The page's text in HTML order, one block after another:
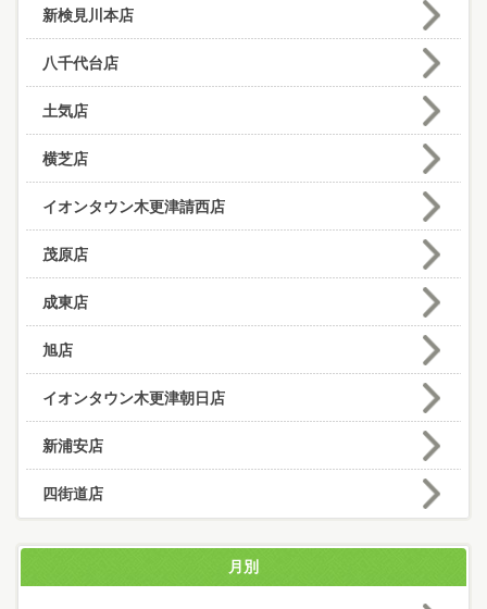
新検見川本店
八千代台店
土気店
横芝店
イオンタウン木更津請西店
茂原店
成東店
旭店
イオンタウン木更津朝日店
新浦安店
四街道店
月別